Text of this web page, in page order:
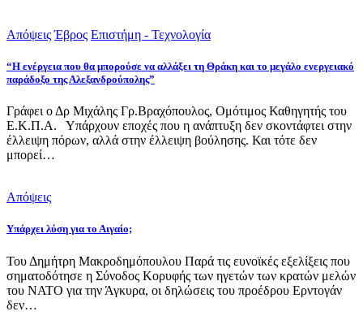
Απόψεις Έβρος Επιστήμη - Τεχνολογία
“Η ενέργεια που θα μπορούσε να αλλάξει τη Θράκη και το μεγάλο ενεργειακό
παράδοξο της Αλεξανδρούπολης”
Γράφει ο Δρ Μιχάλης Γρ.Βραχόπουλος, Ομότιμος Καθηγητής του
Ε.Κ.Π.Α. Υπάρχουν εποχές που η ανάπτυξη δεν σκοντάφτει στην
έλλειψη πόρων, αλλά στην έλλειψη βούλησης. Και τότε δεν
μπορεί…
Απόψεις
Υπάρχει λύση για το Αιγαίο;
Του Δημήτρη Μακροδημόπουλου Παρά τις ευνοϊκές εξελίξεις που
σηματοδότησε η Σύνοδος Κορυφής των ηγετών των κρατών μελών
του ΝΑΤΟ για την Άγκυρα, οι δηλώσεις του προέδρου Ερντογάν
δεν…